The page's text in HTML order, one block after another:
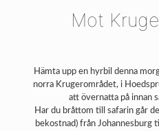
Mot
Hämta upp en hyrbil denna
norra Krugerområdet, i
att övernatta på innan
Har du bråttom till safarin går
bekostnad) från Johannesburg